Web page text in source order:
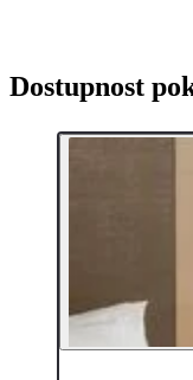
Dostupnost